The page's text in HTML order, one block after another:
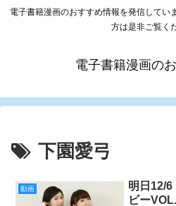
電子書籍漫画のおすすめ情報を発信してい
方は是非ご覧く
電子書籍漫画の
下園愛弓
動画
明日12/6
ビー